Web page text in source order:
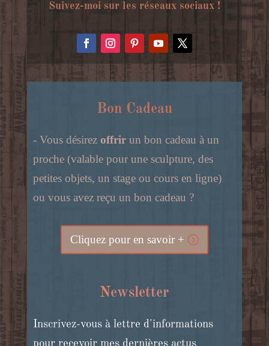
Suivez-moi sur les réseaux sociaux !
Bon Cadeau
- Vous désirez offrir un bon cadeau à un
proche (valable pour une sculpture, des
petites objets, un stage ou cours en ligne)
ou vous avez reçu un bon cadeau ?
Cliquez pour en savoir +
Newsletter
Inscrivez-vous à lettre d'informations
pour recevoir mes dernières actus